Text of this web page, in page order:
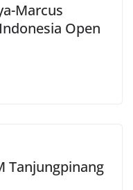
Marcus
Open
Tanjungpinang